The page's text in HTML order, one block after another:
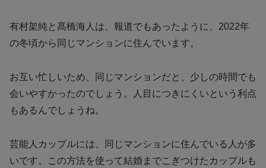
有村架純と髙橋海人は、報道でもあったように、2022年
の冬頃から同じマンションに住んでいます。
お互い忙しいため、同じマンションだと、少しの時間でも
会いやすかったのでしょう。人目につきにくいという利点
もあるんでしょうね。
芸能人カップルには、同じマンションに住んでいる人が多
いです。この方法を使って結婚までこぎつけたカップルも